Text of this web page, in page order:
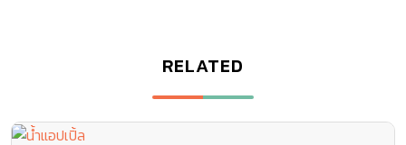
RELATED